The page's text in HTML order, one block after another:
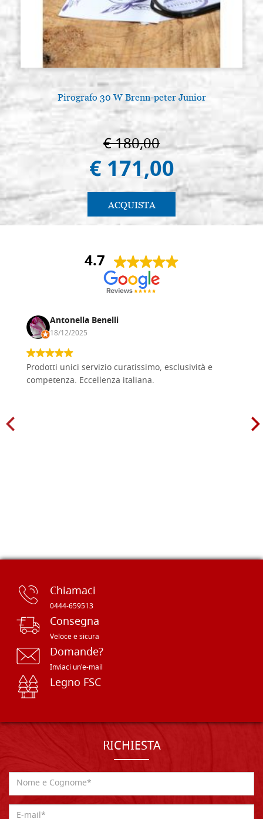
Pirografo 30 W Brenn-peter Junior
€ 180,00
€ 171,00
ACQUISTA
4.7
Antonella Benelli
18/12/2025
Prodotti unici servizio curatissimo, esclusività e
competenza. Eccellenza italiana.
Chiamaci
0444-659513
Consegna
Veloce e sicura
Domande?
Inviaci un'e-mail
Legno FSC
RICHIESTA